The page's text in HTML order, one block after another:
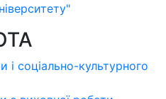
і соціально-культурного